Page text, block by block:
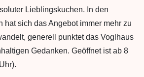
Lieblingskuchen. In den
hat sich das Angebot immer mehr zu
generell punktet das Voglhaus
Gedanken. Geöffnet ist ab 8